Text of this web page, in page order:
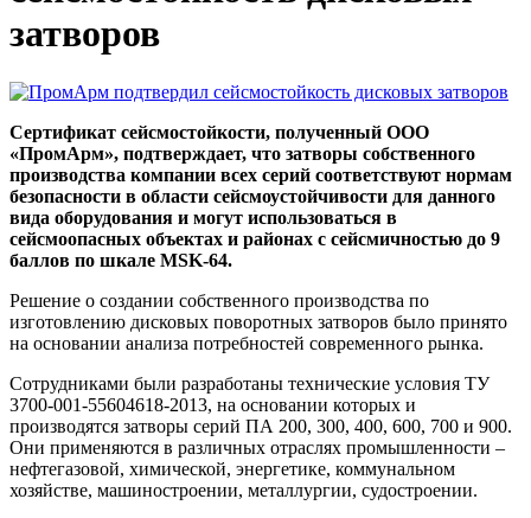
затворов
Сертификат сейсмостойкости, полученный ООО
«ПромАрм», подтверждает, что затворы собственного
производства компании всех серий соответствуют нормам
безопасности в области сейсмоустойчивости для данного
вида оборудования и могут использоваться в
сейсмоопасных объектах и районах с сейсмичностью до 9
баллов по шкале MSK-64.
Решение о создании собственного производства по
изготовлению дисковых поворотных затворов было принято
на основании анализа потребностей современного рынка.
Сотрудниками были разработаны технические условия ТУ
3700-001-55604618-2013, на основании которых и
производятся затворы серий ПА 200, 300, 400, 600, 700 и 900.
Они применяются в различных отраслях промышленности –
нефтегазовой, химической, энергетике, коммунальном
хозяйстве, машиностроении, металлургии, судостроении.